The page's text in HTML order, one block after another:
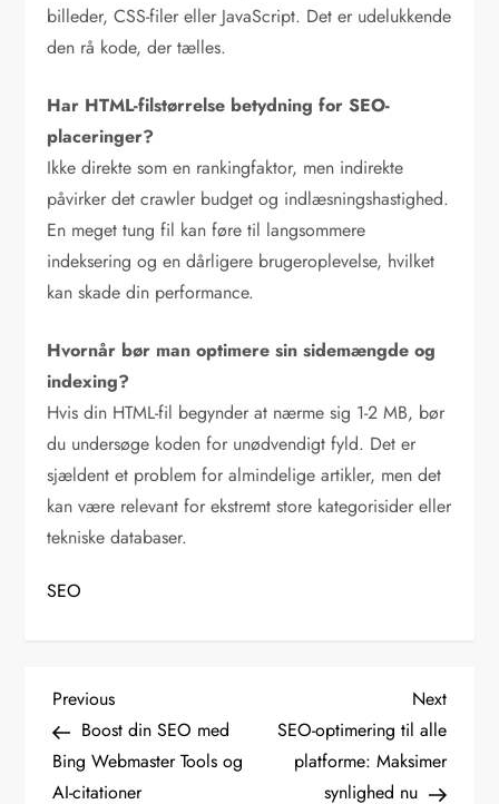
billeder, CSS-filer eller JavaScript. Det er udelukkende
den rå kode, der tælles.
Har HTML-filstørrelse betydning for SEO-
placeringer?
Ikke direkte som en rankingfaktor, men indirekte
påvirker det crawler budget og indlæsningshastighed.
En meget tung fil kan føre til langsommere
indeksering og en dårligere brugeroplevelse, hvilket
kan skade din performance.
Hvornår bør man optimere sin sidemængde og
indexing?
Hvis din HTML-fil begynder at nærme sig 1-2 MB, bør
du undersøge koden for unødvendigt fyld. Det er
sjældent et problem for almindelige artikler, men det
kan være relevant for ekstremt store kategorisider eller
tekniske databaser.
SEO
I
n
Previous
Post
Previous
Boost din SEO med
Bing Webmaster Tools og
AI-citationer
Next
Post
Next
SEO-optimering til alle
platforme: Maksimer
synlighed nu